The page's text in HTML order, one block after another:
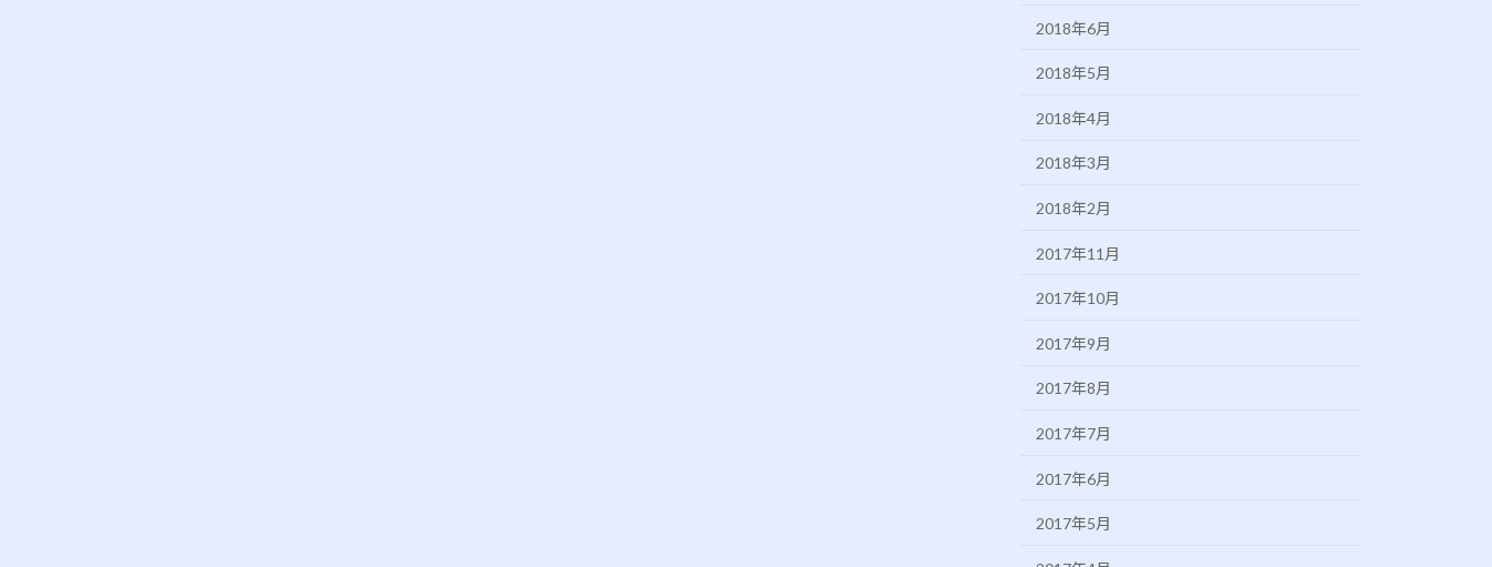
2018年6月
2018年5月
2018年4月
2018年3月
2018年2月
2017年11月
2017年10月
2017年9月
2017年8月
2017年7月
2017年6月
2017年5月